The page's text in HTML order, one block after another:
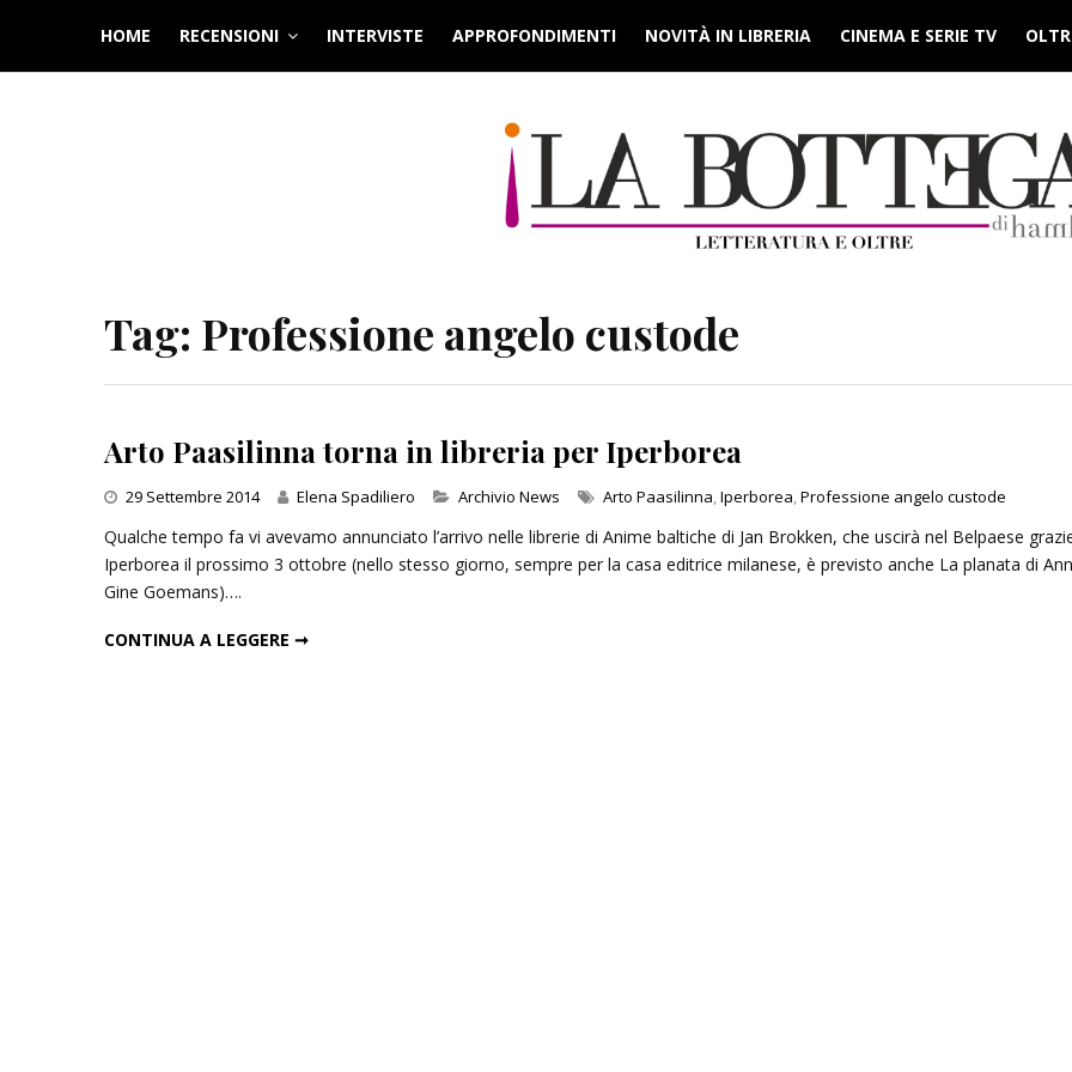
content
HOME RECENSIONI INTERVISTE APPROFONDIMENTI NOVITÀ IN LIBRERIA CINEMA E SERIE TV
Tag: Professione angelo custode
Arto Paasilinna torna in libreria per Iperborea
29 Settembre 2014 Elena Spadiliero Categories
Archivio News Arto Paasilinna,Iperborea,Professione angelo custode
Qualche tempo fa vi avevamo annunciato l’arrivo nelle librerie di Anime baltiche di Jan Brokken, che uscirà nel Belpaese
Iperborea il prossimo 3 ottobre (nello stesso giorno, sempre per la casa editrice milanese, è previsto anche La planata di
Gine Goemans)….
CONTINUA A LEGGERE ➞